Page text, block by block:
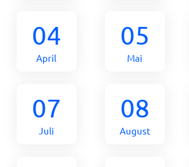
04
April
05
Mai
07
Juli
08
August